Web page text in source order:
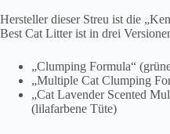
Hersteller dieser Streu ist die
Best Cat Litter ist in drei
„Clumping Formula“
„Multiple Cat Clumping
„Cat Lavender Scented
(lilafarbene Tüte)